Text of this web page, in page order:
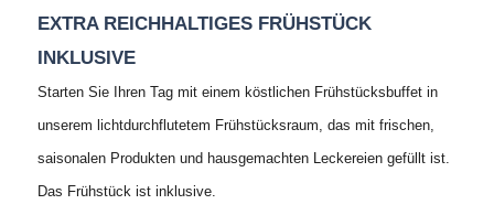
EXTRA REICHHALTIGES FRÜHSTÜCK
INKLUSIVE
Starten Sie Ihren Tag mit einem köstlichen Frühstücksbuffet in
unserem lichtdurchflutetem Frühstücksraum, das mit frischen,
saisonalen Produkten und hausgemachten Leckereien gefüllt ist.
Das Frühstück ist inklusive.